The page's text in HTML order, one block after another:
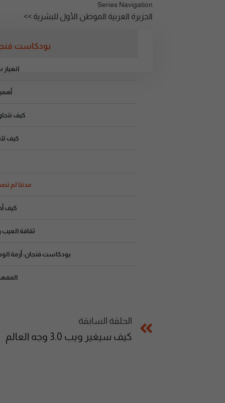
Series Navigation
الجزيرة العربية الموطن الأول للبشرية >>
بودكاست
انهيار سوق
كيف
كيف
مدننا لم
كيف
ثقافة العيب
بودكاست فنجان: أزمة
الحلقة السابقة
كيف سيغير ويب 3.0 وجه العالم